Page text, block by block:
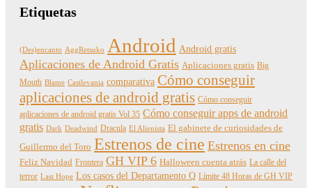
Etiquetas
(Des)encanto AggRetsuko Android Android gratis
Aplicaciones de Android Gratis Aplicaciones gratis Big
Mouth Blame Castlevania comparativa Cómo conseguir
aplicaciones de android gratis Cómo conseguir
aplicaciones de android gratis Vol 35 Cómo conseguir apps de android
gratis Dark Deadwind Dracula El Alienista El gabinete de curiosidades de
Guillermo del Toro Estrenos de cine Estrenos en cine
Feliz Navidad Frontera GH VIP 6 Halloween cuenta atrás La calle del
terror Last Hope Los casos del Departamento Q Límite 48 Horas de GH VIP